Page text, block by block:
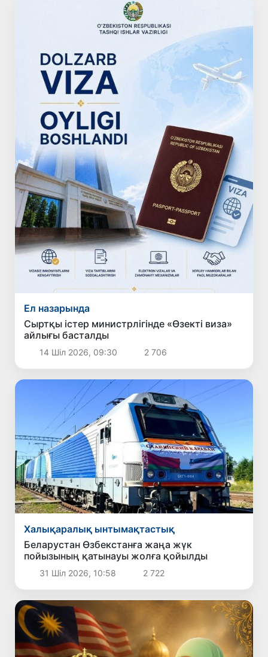
Ел назарында
Сыртқы істер министрлігінде «Өзекті виза»
айлығы басталды
14 Шіл 2026, 09:30 2 706
Халықаралық ынтымақтастық
Беларустан Өзбекстанға жаңа жүк
пойызының қатынауы жолға қойылды
31 Шіл 2026, 10:58 2 722